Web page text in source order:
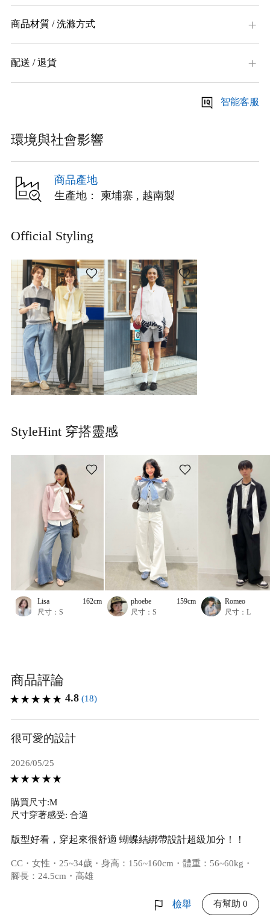
商品材質 / 洗滌方式
配送 / 退貨
智能客服
環境與社會影響
商品產地
生產地： 柬埔寨 , 越南製
Official Styling
StyleHint 穿搭靈感
Lisa
162cm
尺寸：S
phoebe
159cm
尺寸：S
Romeo
尺寸：L
商品評論
4.8 (18)
很可愛的設計
2026/05/25
購買尺寸:M
尺寸穿著感受: 合適
版型好看，穿起來很舒適 蝴蝶結綁帶設計超級加分！！
CC・女性・25~34歲・身高：156~160cm・體重：56~60kg・
腳長：24.5cm・高雄
檢舉 有幫助 0